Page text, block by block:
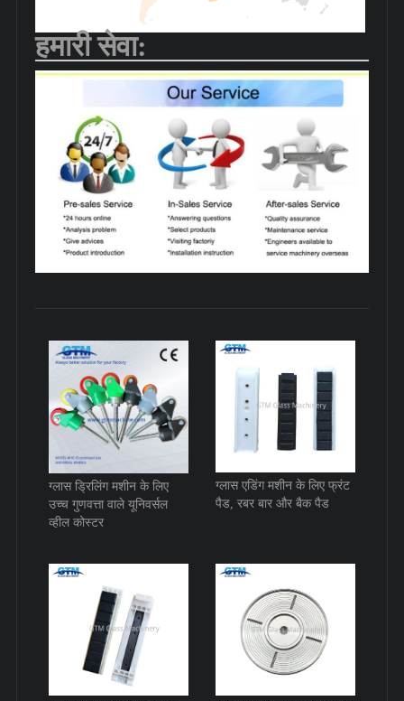
हमारी सेवा:
ग्लास ड्रिलिंग मशीन के लिए
उच्च गुणवत्ता वाले यूनिवर्सल
व्हील कोस्टर
ग्लास एडिंग मशीन के लिए फ्रंट
पैड, रबर बार और बैक पैड